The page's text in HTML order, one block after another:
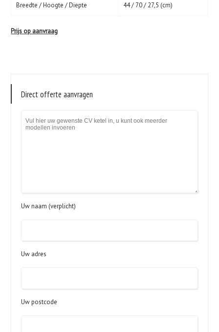
Breedte / Hoogte / Diepte 44 / 70 / 27,5 (cm)
Prijs op aanvraag
Direct offerte aanvragen
Uw naam (verplicht)
Uw adres
Uw postcode